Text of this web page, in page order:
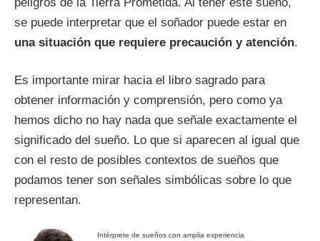
se puede interpretar que el soñador puede estar en
una situación que requiere precaución y atención.
Es importante mirar hacia el libro sagrado para
obtener información y comprensión, pero como ya
hemos dicho no hay nada que señale exactamente el
significado del sueño. Lo que si aparecen al igual que
con el resto de posibles contextos de sueños que
podamos tener son señales simbólicas sobre lo que
representan.
Intérprete de sueños con amplia experiencia